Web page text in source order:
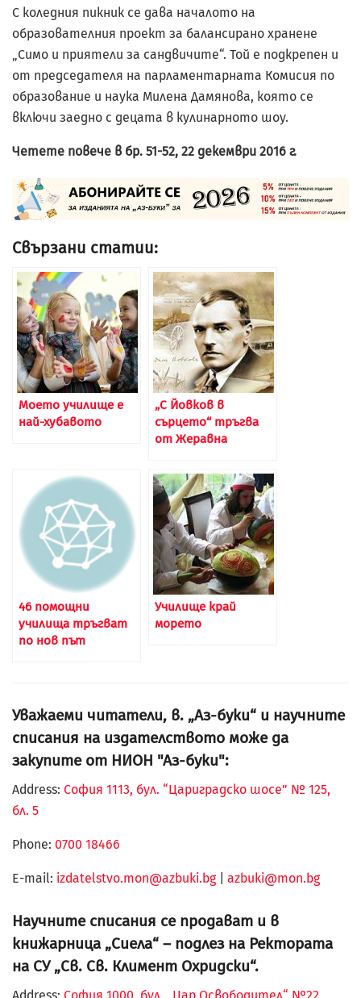
С коледния пикник се дава началото на
образователния проект за балансирано хранене
„Симо и приятели за сандвичите“. Той е подкрепен и
от председателя на парламентарната Комисия по
образование и наука Милена Дамянова, която се
включи заедно с децата в кулинарното шоу.
Четете повече в бр. 51-52, 22 декември 2016 г.
Свързани статии:
Моето училище е
най-хубавото
„С Йовков в
сърцето“ тръгва
от Жеравна
46 помощни
училища тръгват
по нов път
Училище край
морето
Уважаеми читатели, в. „Аз-буки“ и научните
списания на издателството може да
закупите от НИОН "Аз-буки":
Address: София 1113, бул. “Цариградско шосе” № 125,
бл. 5
Phone: 0700 18466
Е-mail: izdatelstvo.mon@azbuki.bg| azbuki@mon.bg
Научните списания се продават и в
книжарница „Сиела“ – подлез на Ректората
на СУ „Св. Св. Климент Охридски“.